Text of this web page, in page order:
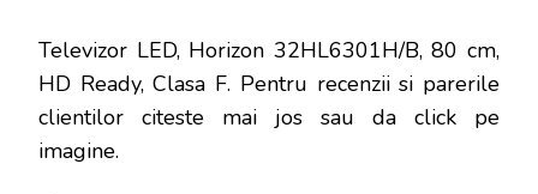
Televizor LED, Horizon 32HL6301H/B, 80 cm,
HD Ready, Clasa F. Pentru recenzii si parerile
clientilor citeste mai jos sau da click pe
imagine.